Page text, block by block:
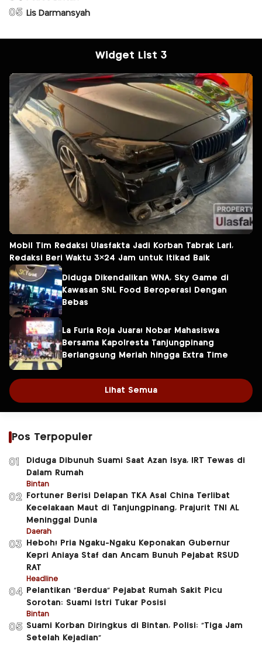
05 Lis Darmansyah
Widget List 3
Mobil Tim Redaksi Ulasfakta Jadi Korban Tabrak Lari,
Redaksi Beri Waktu 3×24 Jam untuk Itikad Baik
Diduga Dikendalikan WNA, Sky Game di
Kawasan SNL Food Beroperasi Dengan
Bebas
La Furia Roja Juara! Nobar Mahasiswa
Bersama Kapolresta Tanjungpinang
Berlangsung Meriah hingga Extra Time
Lihat Semua
Pos Terpopuler
01
Diduga Dibunuh Suami Saat Azan Isya, IRT Tewas di
Dalam Rumah
Bintan
02
Fortuner Berisi Delapan TKA Asal China Terlibat
Kecelakaan Maut di Tanjungpinang, Prajurit TNI AL
Meninggal Dunia
Daerah
03
Heboh! Pria Ngaku-Ngaku Keponakan Gubernur
Kepri Aniaya Staf dan Ancam Bunuh Pejabat RSUD
RAT
Headline
04
Pelantikan “Berdua” Pejabat Rumah Sakit Picu
Sorotan: Suami Istri Tukar Posisi
Bintan
05 Suami Korban Diringkus di Bintan, Polisi: “Tiga Jam
Setelah Kejadian”